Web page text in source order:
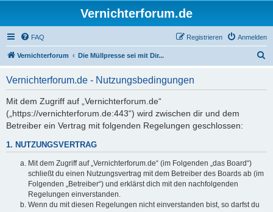
Vernichterforum.de
FAQ Anmelden
Registrieren
Vernichterforum Die Müllpresse sei mit Dir...
Vernichterforum.de - Nutzungsbedingungen
Mit dem Zugriff auf „Vernichterforum.de“
(„https://vernichterforum.de:443“) wird zwischen dir und dem
Betreiber ein Vertrag mit folgenden Regelungen geschlossen:
1. NUTZUNGSVERTRAG
Mit dem Zugriff auf „Vernichterforum.de“ (im Folgenden „das Board“)
schließt du einen Nutzungsvertrag mit dem Betreiber des Boards ab (im
Folgenden „Betreiber“) und erklärst dich mit den nachfolgenden
Regelungen einverstanden.
Wenn du mit diesen Regelungen nicht einverstanden bist, so darfst du